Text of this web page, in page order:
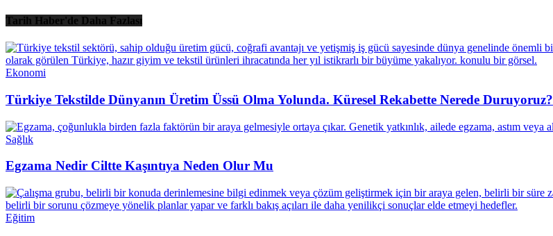
Tarih Haber'de Daha Fazlası
Ekonomi
Türkiye Tekstilde Dünyanın Üretim Üssü Olma Yolunda. Küresel Rekabette Nerede Duruyoruz?
Sağlık
Egzama Nedir Ciltte Kaşıntıya Neden Olur Mu
Eğitim